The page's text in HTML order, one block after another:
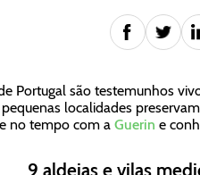
Portugal são testemunhos
localidades
no tempo com a Guerin e
9 aldeias e vilas